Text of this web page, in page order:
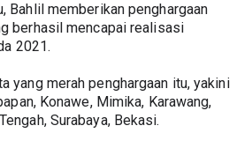
Bahlil memberikan penghargaan
berhasil mencapai realisasi
2021.
yang merah penghargaan itu, yakini
Konawe, Mimika, Karawang,
Surabaya, Bekasi.